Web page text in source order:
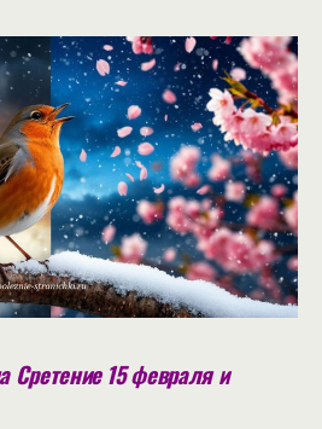
Сретение 15 февраля и